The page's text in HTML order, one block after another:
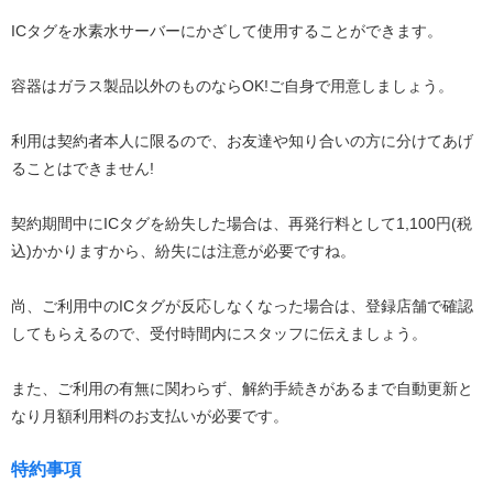
ICタグを水素水サーバーにかざして使用することができます。
容器はガラス製品以外のものならOK!ご自身で用意しましょう。
利用は契約者本人に限るので、お友達や知り合いの方に分けてあげ
ることはできません!
契約期間中にICタグを紛失した場合は、再発行料として1,100円(税
込)かかりますから、紛失には注意が必要ですね。
尚、ご利用中のICタグが反応しなくなった場合は、登録店舗で確認
してもらえるので、受付時間内にスタッフに伝えましょう。
また、ご利用の有無に関わらず、解約手続きがあるまで自動更新と
なり月額利用料のお支払いが必要です。
特約事項